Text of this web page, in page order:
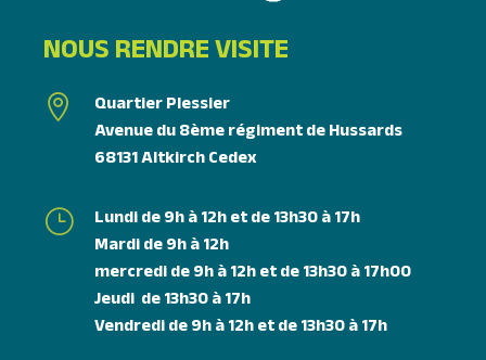
NOUS RENDRE VISITE

Quartier Plessier
Avenue du 8ème régiment de Hussards
68131 Altkirch Cedex
}
Lundi de 9h à 12h et de 13h30 à 17h
Mardi de 9h à 12h
mercredi de 9h à 12h et de 13h30 à 17h00
Jeudi de 13h30 à 17h
Vendredi de 9h à 12h et de 13h30 à 17h